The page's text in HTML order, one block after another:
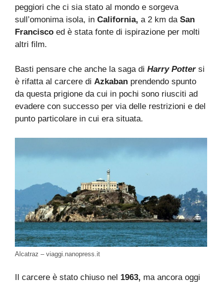
peggiori che ci sia stato al mondo e sorgeva
sull’omonima isola, in California, a 2 km da San
Francisco ed è stata fonte di ispirazione per molti
altri film.
Basti pensare che anche la saga di Harry Pottersi
è rifatta al carcere di Azkaban prendendo spunto
da questa prigione da cui in pochi sono riusciti ad
evadere con successo per via delle restrizioni e del
punto particolare in cui era situata.
Alcatraz – viaggi.nanopress.it
Il carcere è stato chiuso nel 1963, ma ancora oggi